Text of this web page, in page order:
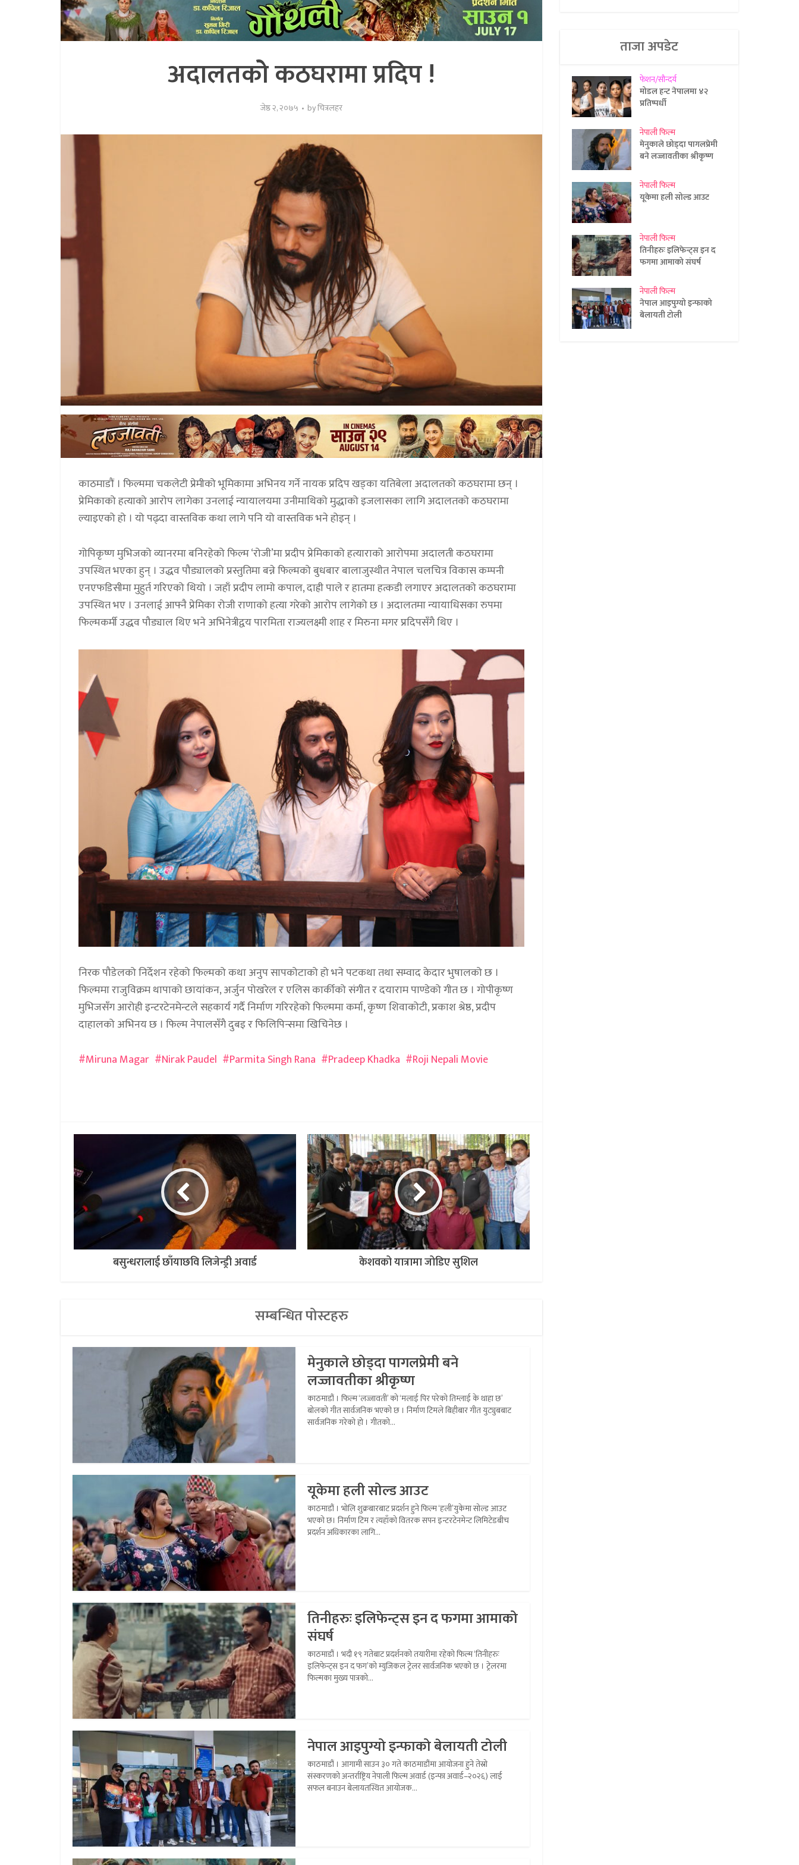
अदालतको कठघरामा प्रदिप !
जेष्ठ २, २०७५ byचित्रलहर
काठमाडौं । फिल्ममा चकलेटी प्रेमीको भूमिकामा अभिनय गर्ने नायक प्रदिप खड्का यतिबेला अदालतको कठघरामा छन् ।
प्रेमिकाको हत्याको आरोप लागेका उनलाई न्यायालयमा उनीमाथिको मुद्धाको इजलासका लागि अदालतको कठघरामा
ल्याइएको हो । यो पढ्दा वास्तविक कथा लागे पनि यो वास्तविक भने होइन् ।
गोपिकृष्ण मुभिजको व्यानरमा बनिरहेको फिल्म ‘रोजी’मा प्रदीप प्रेमिकाको हत्याराको आरोपमा अदालती कठघरामा
उपस्थित भएका हुन् । उद्धव पौड्यालको प्रस्तुतिमा बन्ने फिल्मको बुधबार बालाजुस्थीत नेपाल चलचित्र विकास कम्पनी
एनएफडिसीमा मुहुर्त गरिएको थियो । जहाँ प्रदीप लामो कपाल, दाह्री पाले र हातमा हत्कडी लगाएर अदालतको कठघरामा
उपस्थित भए । उनलाई आफ्नै प्रेमिका रोजी राणाको हत्या गरेको आरोप लागेको छ । अदालतमा न्यायाधिसका रुपमा
फिल्मकर्मी उद्धव पौड्याल थिए भने अभिनेत्रीद्वय पारमिता राज्यलक्ष्मी शाह र मिरुना मगर प्रदिपसँगै थिए ।
निरक पौडेलको निर्देशन रहेको फिल्मको कथा अनुप सापकोटाको हो भने पटकथा तथा सम्वाद केदार भुषालको छ ।
फिल्ममा राजुविक्रम थापाको छायांकन, अर्जुन पोखरेल र एलिस कार्कीको संगीत र दयाराम पाण्डेको गीत छ । गोपीकृष्ण
मुभिजसँग आरोही इन्टरटेनमेन्टले सहकार्य गर्दै निर्माण गरिरहेको फिल्ममा कर्मा, कृष्ण शिवाकोटी, प्रकाश श्रेष्ठ, प्रदीप
दाहालको अभिनय छ । फिल्म नेपालसँगै दुबइ र फिलिपिन्समा खिचिनेछ ।
Miruna Magar
Nirak Paudel Parmita Singh Rana Pradeep Khadka Roji Nepali Movie
बसुन्धरालाई छाँयाछवि लिजेन्ड्री अवार्ड केशवको यात्रामा जोडिए सुशिल
सम्बन्धित पोस्टहरु
मेनुकाले छोड्दा पागलप्रेमी बने
लज्जावतीका श्रीकृष्ण
काठमाडौं । फिल्म ‘लज्जावती’ को ‘मलाई पिर परेको तिम्लाई के थाहा छ’
बोलको गीत सार्वजनिक भएको छ । निर्माण टिमले बिहीबार गीत युट्युबबाट
सार्वजनिक गरेको हो । गीतको...
यूकेमा हली सोल्ड आउट
काठमाडौं । भोलि शुक्रबारबाट प्रदर्शन हुने फिल्म ‘हली’युकेमा सोल्ड आउट
भएको छ। निर्माण टिम र त्यहाँको वितरक सपन इन्टरटेनमेन्ट लिमिटेडबीच
प्रदर्शन अधिकारका लागि...
तिनीहरुः इलिफेन्ट्स इन द फगमा आमाको
संघर्ष
काठमाडौं । भदौ १९ गतेबाट प्रदर्शनको तयारीमा रहेको फिल्म ‘तिनीहरुः
इलिफेन्ट्स इन द फग’को म्युजिकल ट्रेलर सार्वजनिक भएको छ । ट्रेलरमा
फिल्मका मुख्य पात्रको...
नेपाल आइपुग्यो इन्फाको बेलायती टोली
काठमाडौं । आगामी साउन ३० गते काठमाडौंमा आयोजना हुने तेस्रो
संस्करणको अन्तर्राष्ट्रिय नेपाली फिल्म अवार्ड (इन्फा अवार्ड–२०२६) लाई
सफल बनाउन बेलायतस्थित आयोजक...
ताजा अपडेट
फेशन/सौन्दर्य
मोडल हन्ट नेपालमा ४२
प्रतिष्पर्धी
नेपाली फिल्म
मेनुकाले छोड्दा पागलप्रेमी
बने लज्जावतीका श्रीकृष्ण
नेपाली फिल्म
यूकेमा हली सोल्ड आउट
नेपाली फिल्म
तिनीहरुः इलिफेन्ट्स इन द
फगमा आमाको संघर्ष
नेपाली फिल्म
नेपाल आइपुग्यो इन्फाको
बेलायती टोली